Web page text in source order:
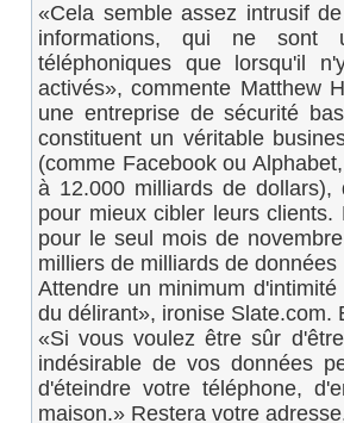
«Cela semble assez intrusif
informations, qui ne sont
téléphoniques que lorsqu'il
activés», commente Matthew
une entreprise de sécurité
constituent un véritable
(comme Facebook ou
à 12.000 milliards de
pour mieux cibler leurs
pour le seul mois de
milliers de milliards de
Attendre un minimum
du délirant», ironise Slate.com.
«Si vous voulez être sûr
indésirable de vos données
d'éteindre votre téléphone,
maison.» Restera votre